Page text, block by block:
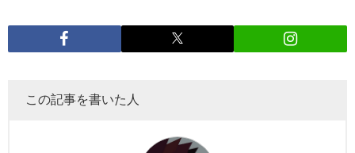
この記事を書いた人